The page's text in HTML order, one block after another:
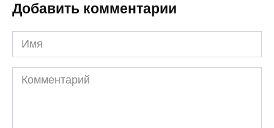
Добавить комментарии
Имя
Комментарий